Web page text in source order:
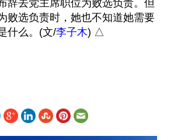
辞去党主席职位为败选负责。但
败选负责时，她也不知道她需要
什么。(文/李子木) △